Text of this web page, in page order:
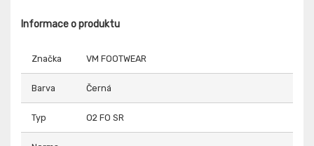
Informace o produktu
Značka VM FOOTWEAR
Barva Černá
Typ O2 FO SR